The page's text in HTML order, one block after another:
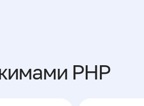
PHP